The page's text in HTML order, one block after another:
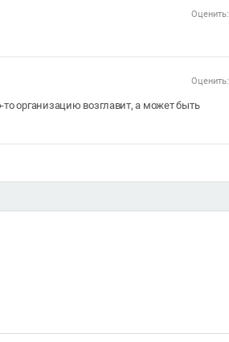
Оценить:
Оценить:
то организацию возглавит, а может быть